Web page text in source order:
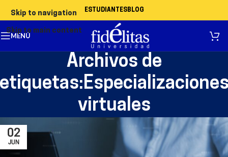
Skip to navigation
Skip to main content
ESTUDIANTESBLOG
MENÚ
Archivos de
virtuales
02
JUN